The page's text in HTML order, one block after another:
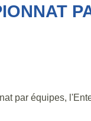
par équipes,